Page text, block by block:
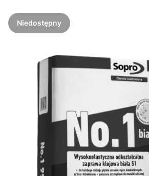
Niedostępny